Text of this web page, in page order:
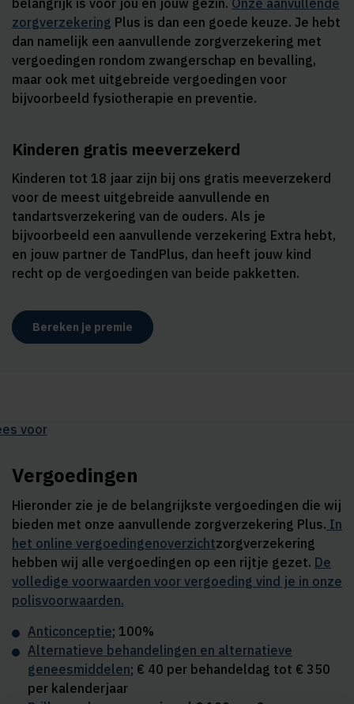
belangrijk is voor jou en jouw gezin. Onze aanvullende
zorgverzekering Plus is dan een goede keuze. Je hebt
dan namelijk een aanvullende zorgverzekering met
vergoedingen rondom zwangerschap en bevalling,
maar ook met uitgebreide vergoedingen voor
bijvoorbeeld fysiotherapie en preventie.
Kinderen gratis meeverzekerd
Kinderen tot 18 jaar zijn bij ons gratis meeverzekerd
voor de meest uitgebreide aanvullende en
tandartsverzekering van de ouders. Als je
bijvoorbeeld een aanvullende verzekering Extra hebt,
en jouw partner de TandPlus, dan heeft jouw kind
recht op de vergoedingen van beide pakketten.
Bereken je premie
voor
Vergoedingen
Hieronder zie je de belangrijkste vergoedingen die wij
bieden met onze aanvullende zorgverzekering Plus. In
het online vergoedingenoverzichtzorgverzekering
hebben wij alle vergoedingen op een rijtje gezet. De
volledige voorwaarden voor vergoeding vind je in onze
polisvoorwaarden.
Anticonceptie; 100%
Alternatieve behandelingen en alternatieve
geneesmiddelen; € 40 per behandeldag tot € 350
per kalenderjaar